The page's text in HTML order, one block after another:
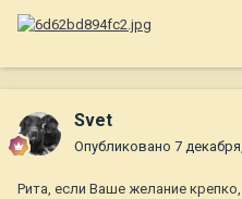
Svet
Опубликовано 7
Рита, если Ваше желание